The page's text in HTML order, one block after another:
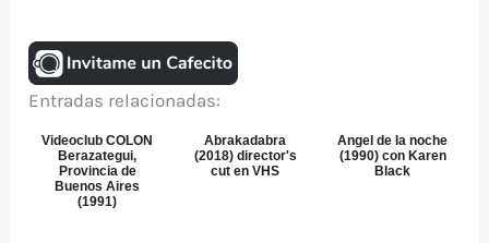
Entradas relacionadas:
Videoclub COLON
Berazategui,
Provincia de
Buenos Aires
(1991)
Abrakadabra
(2018) director's
cut en VHS
Angel de la noche
(1990) con Karen
Black